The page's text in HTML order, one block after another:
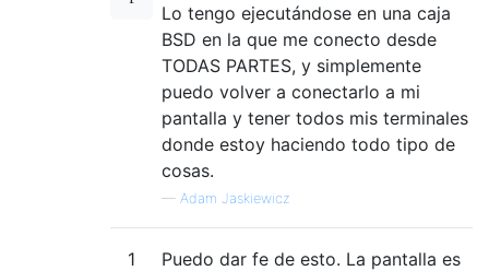
Lo tengo ejecutándose en una caja
BSD en la que me conecto desde
TODAS PARTES, y simplemente
puedo volver a conectarlo a mi
pantalla y tener todos mis terminales
donde estoy haciendo todo tipo de
cosas.
— Adam Jaskiewicz
1
Puedo dar fe de esto. La pantalla es